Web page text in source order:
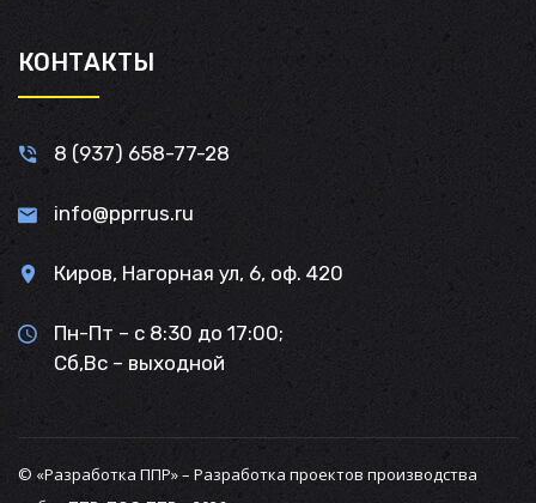
КОНТАКТЫ
8 (937) 658-77-28
info@pprrus.ru
Киров, Нагорная ул, 6, оф. 420
Пн-Пт – с 8:30 до 17:00;
Сб,Вс – выходной
© «Разработка ППР» – Разработка проектов производства